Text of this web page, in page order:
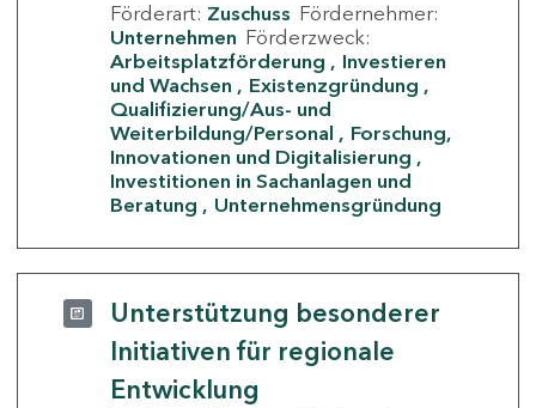
Förderart: Zuschuss Fördernehmer:
Unternehmen Förderzweck:
Arbeitsplatzförderung
Investieren
und Wachsen
Existenzgründung
Qualifizierung/Aus- und
Weiterbildung/Personal
Forschung,
Innovationen und Digitalisierung
Investitionen in Sachanlagen und
Beratung
Unternehmensgründung
Unterstützung besonderer
Initiativen für regionale
Entwicklung